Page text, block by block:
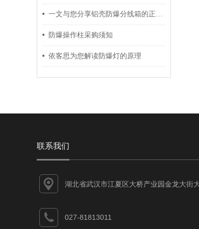
一文与您分享铝壳防爆分线箱的正确安全操作方法
防爆操作柱采购须知
依客思为您解读防爆灯的原理
联系我们
湖北省武汉市江夏区大桥产业园金龙大街
027-81813011